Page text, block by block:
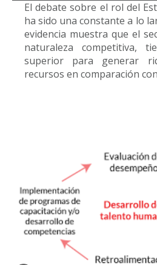
El debate sobre el rol del
ha sido una constante a lo
evidencia muestra que el
naturaleza competitiva,
superior para generar
recursos en comparación